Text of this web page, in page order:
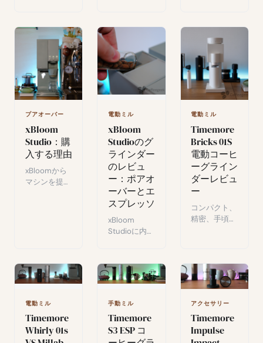
ズドライ、そ
してアルチザ
ナルな復興。
知られざる革
命。
た飲み物の創
世神話を振り
返る。
グラインダ
ー、スケー
ワーを統合し
たオールイン
ワン自動コー
ヒーマシンで
の挽き目調整
と3つの抽出
モードを備
え、バリスタ
級のスペシャ
ルティコーヒ
ーを約束しま
プアオーバー
xBloom
Studio：購
入する理由
xBloomから
マシンを提供
は自分で購入
していたと思
理由を説明し
ます。
電動ミル
xBloom
Studioのグ
ラインダー
のレビュ
ー：ポアオ
ーバーとエ
スプレッソ
xBloom
Studioに内蔵
なレビュー。
48mmコニカ
ルバー、80
段階の設定、
可変速度を備
えたこのグラ
インダーは、
電動ミル
Timemore
Bricks 01S
電動コーヒ
ーグライン
ダーレビュ
ー
コンパクト、
精密、手頃な
スペシャルテ
ィコーヒー用
の最初の電動
として最適
か？エスプレ
ッソとプアオ
電動ミル
Timemore
Whirly 01s
手動ミル
Timemore
S3 ESP コ
アクセサリー
Timemore
Impulse